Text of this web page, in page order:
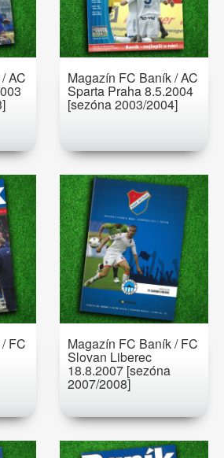
AC Magazín FC Baník / AC
Sparta Praha 8.5.2004
[sezóna 2003/2004]
FC Magazín FC Baník / FC
Slovan Liberec
18.8.2007 [sezóna
2007/2008]